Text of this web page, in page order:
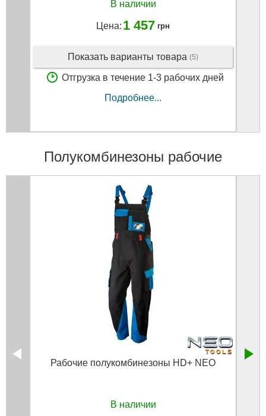
В наличии
Цена: 1 457 грн
Показать варианты товара (5)
Отгрузка в течение 1-3 рабочих дней
Подробнее...
Полукомбинезоны рабочие
Рабочие полукомбинезоны HD+ NEO
В наличии